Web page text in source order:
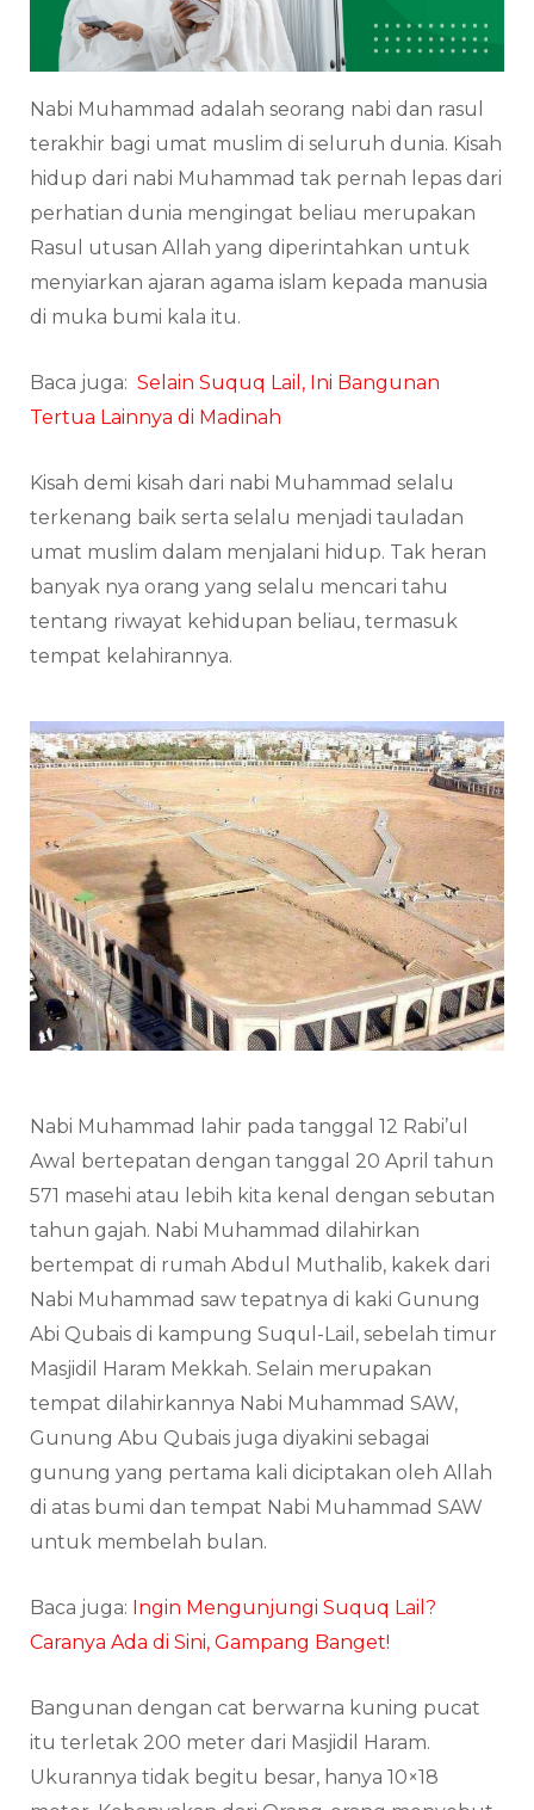
Nabi Muhammad adalah seorang nabi dan rasul
terakhir bagi umat muslim di seluruh dunia. Kisah
hidup dari nabi Muhammad tak pernah lepas dari
perhatian dunia mengingat beliau merupakan
Rasul utusan Allah yang diperintahkan untuk
menyiarkan ajaran agama islam kepada manusia
di muka bumi kala itu.
Baca juga: Selain Suquq Lail, Ini Bangunan
Tertua Lainnya di Madinah
Kisah demi kisah dari nabi Muhammad selalu
terkenang baik serta selalu menjadi tauladan
umat muslim dalam menjalani hidup. Tak heran
banyak nya orang yang selalu mencari tahu
tentang riwayat kehidupan beliau, termasuk
tempat kelahirannya.
Nabi Muhammad lahir pada tanggal 12 Rabi’ul
Awal bertepatan dengan tanggal 20 April tahun
571 masehi atau lebih kita kenal dengan sebutan
tahun gajah. Nabi Muhammad dilahirkan
bertempat di rumah Abdul Muthalib, kakek dari
Nabi Muhammad saw tepatnya di kaki Gunung
Abi Qubais di kampung Suqul-Lail, sebelah timur
Masjidil Haram Mekkah. Selain merupakan
tempat dilahirkannya Nabi Muhammad SAW,
Gunung Abu Qubais juga diyakini sebagai
gunung yang pertama kali diciptakan oleh Allah
di atas bumi dan tempat Nabi Muhammad SAW
untuk membelah bulan.
Baca juga: Ingin Mengunjungi Suquq Lail?
Caranya Ada di Sini, Gampang Banget!
Bangunan dengan cat berwarna kuning pucat
itu terletak 200 meter dari Masjidil Haram.
Ukurannya tidak begitu besar, hanya 10×18